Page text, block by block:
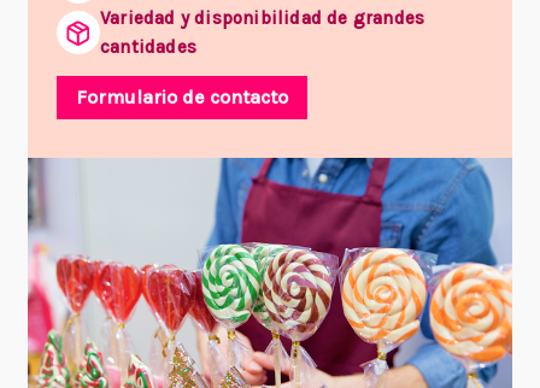
Variedad y disponibilidad de grandes
cantidades
Formulario de contacto